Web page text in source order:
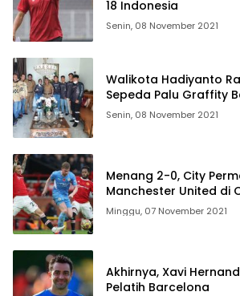
18 Indonesia
Senin, 08 November 2021
Walikota Hadiyanto
Sepeda Palu Graffity
Senin, 08 November 2021
Menang 2-0, City
Manchester United di
Minggu, 07 November 2021
Akhirnya, Xavi
Pelatih Barcelona